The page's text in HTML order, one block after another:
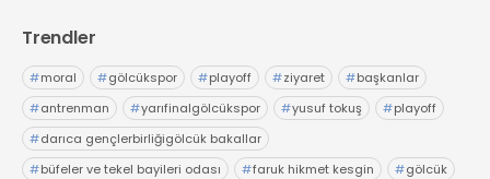
Trendler
#moral #gölcükspor #playoff #ziyaret #başkanlar
#antrenman #yarıfinalgölcükspor #yusuf tokuş #playoff
#darıca gençlerbirliğigölcük bakallar
#büfeler ve tekel bayileri odası #faruk hikmet kesgin #gölcük